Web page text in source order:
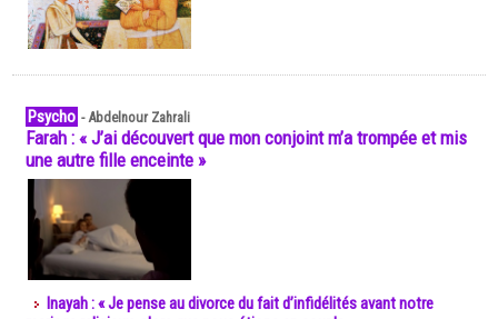
Psycho -Abdelnour Zahrali
Farah : « J’ai découvert que mon conjoint m’a trompée et mis
une autre fille enceinte »
Inayah : « Je pense au divorce du fait d’infidélités avant notre